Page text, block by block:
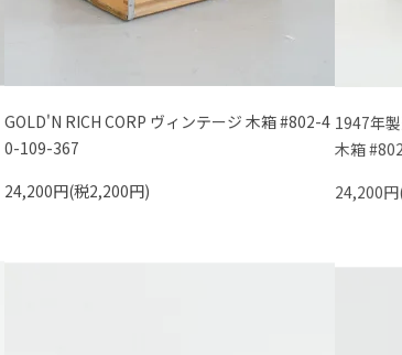
GOLD'N RICH CORP ヴィンテージ 木箱 #802-4
0-109-367
24,200円(税2,200円)
1947年
木箱
24,200